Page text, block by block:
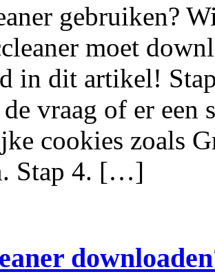
gebruiken?
moet
in dit artikel!
vraag of er een
cookies zoals
Stap 4. […]